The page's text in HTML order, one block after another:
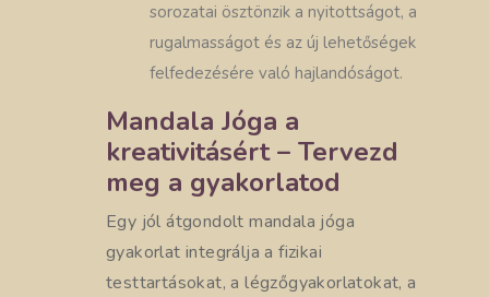
sorozatai ösztönzik a nyitottságot, a
rugalmasságot és az új lehetőségek
felfedezésére való hajlandóságot.
Mandala Jóga a
kreativitásért – Tervezd
meg a gyakorlatod
Egy jól átgondolt mandala jóga
gyakorlat integrálja a fizikai
testtartásokat, a légzőgyakorlatokat, a